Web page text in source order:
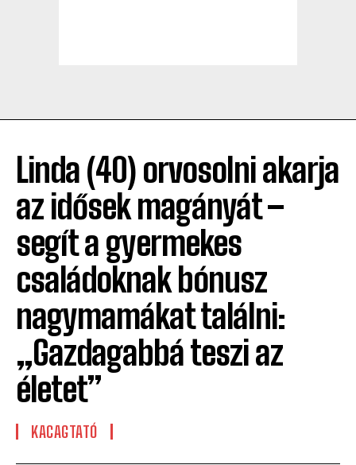
Linda (40) orvosolni akarja
az idősek magányát –
segít a gyermekes
családoknak bónusz
nagymamákat találni:
„Gazdagabbá teszi az
életet”
KACAGTATÓ